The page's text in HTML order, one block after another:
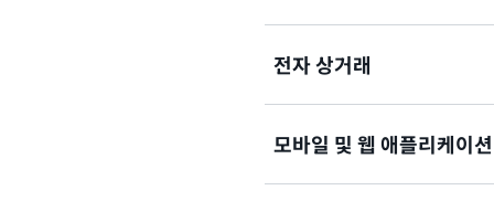
콘텐츠 관리 데이터를 저장
전자 상거래
사용자 프로파일, 기본 설정
모바일 및 웹 애플리케이션